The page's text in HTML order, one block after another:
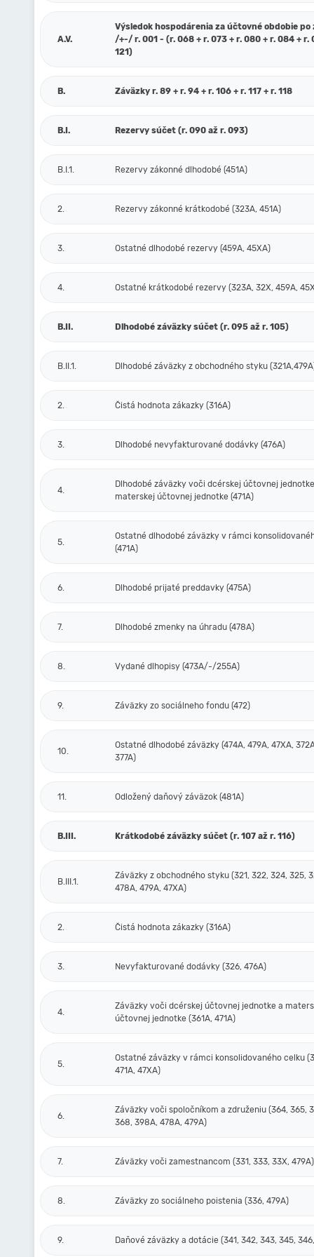
A.V.
Výsledok hospodárenia za účtovné obdobie po
/+-/ r. 001 - (r. 068 + r. 073 + r. 080 + r. 084 + r.
121)
B. Záväzky r. 89 + r. 94 + r. 106 + r. 117 + r. 118
B.I. Rezervy súčet (r. 090 až r. 093)
B.I.1. Rezervy zákonné dlhodobé (451A)
2. Rezervy zákonné krátkodobé (323A, 451A)
3. Ostatné dlhodobé rezervy (459A, 45XA)
4. Ostatné krátkodobé rezervy (323A, 32X, 459A,
B.II. Dlhodobé záväzky súčet (r. 095 až r. 105)
B.II.1. Dlhodobé záväzky z obchodného styku
2. Čistá hodnota zákazky (316A)
3. Dlhodobé nevyfakturované dodávky (476A)
4.
Dlhodobé záväzky voči dcérskej účtovnej
materskej účtovnej jednotke (471A)
5.
Ostatné dlhodobé záväzky v rámci
(471A)
6. Dlhodobé prijaté preddavky (475A)
7. Dlhodobé zmenky na úhradu (478A)
8. Vydané dlhopisy (473A/-/255A)
9. Záväzky zo sociálneho fondu (472)
10.
Ostatné dlhodobé záväzky (474A, 479A, 47XA,
377A)
11. Odložený daňový záväzok (481A)
B.III. Krátkodobé záväzky súčet (r. 107 až r. 116)
B.III.1.
Záväzky z obchodného styku (321, 322, 324, 325,
478A, 479A, 47XA)
2. Čistá hodnota zákazky (316A)
3. Nevyfakturované dodávky (326, 476A)
4.
Záväzky voči dcérskej účtovnej jednotke a
účtovnej jednotke (361A, 471A)
5.
Ostatné záväzky v rámci konsolidovaného celku
471A, 47XA)
6.
Záväzky voči spoločníkom a združeniu (364, 365,
368, 398A, 478A, 479A)
7. Záväzky voči zamestnancom (331, 333, 33X, 479A)
8. Záväzky zo sociálneho poistenia (336, 479A)
9. Daňové záväzky a dotácie (341, 342, 343, 345,